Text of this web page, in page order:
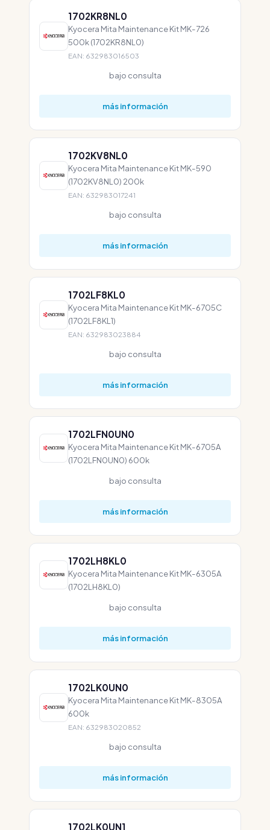
1702KR8NL0
Kyocera Mita Maintenance Kit MK-726
500k (1702KR8NL0)
EAN: 632983016503
bajo consulta
más información
1702KV8NL0
Kyocera Mita Maintenance Kit MK-590
(1702KV8NL0) 200k
EAN: 632983017241
bajo consulta
más información
1702LF8KL0
Kyocera Mita Maintenance Kit MK-6705C
(1702LF8KL1)
EAN: 632983023884
bajo consulta
más información
1702LFN0UN0
Kyocera Mita Maintenance Kit MK-6705A
(1702LFN0UN0) 600k
bajo consulta
más información
1702LH8KL0
Kyocera Mita Maintenance Kit MK-6305A
(1702LH8KL0)
bajo consulta
más información
1702LK0UN0
Kyocera Mita Maintenance Kit MK-8305A
600k
EAN: 632983020852
bajo consulta
más información
1702LK0UN1